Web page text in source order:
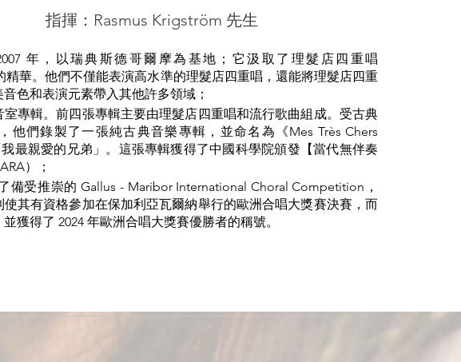
指揮：Rasmus Krigström 先生
年，以瑞典斯德哥爾摩為基地；它汲取了理髮店四重唱
精華。他們不僅能表演高水準的理髮店四重唱，還能將理髮店四重
色和表演元素帶入其他許多領域；
室專輯。前四張專輯主要由理髮店四重唱和流行歌曲組成。受古典
他們錄製了一張純古典音樂專輯，並命名為《Mes Très Chers
最親愛的兄弟」。這張專輯獲得了中國科學院頒發【當代無伴奏
）；
備受推崇的 Gallus - Maribor International Choral Competition，
使其有資格參加在保加利亞瓦爾納舉行的歐洲合唱大獎賽決賽，而
獲得了 2024 年歐洲合唱大獎賽優勝者的稱號。